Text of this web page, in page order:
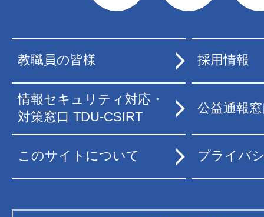
教職員の皆様 採用情報
情報セキュリティ対応・
対策窓口 TDU-CSIRT
公益通報
このサイトについて プライバ